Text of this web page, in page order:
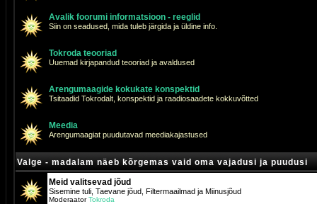
Avalik foorumi informatsioon - reeglid
Siin on seadused, mida tuleb järgida ja üldine info.
Tokroda teooriad
Uuemad kirjapandud teooriad ja avaldused
Arengumaagide kokukate konspektid
Tsitaadid Tokrodalt, konspektid ja raadiosaadete kokkuvõtted
Meedia
Arengumaagiat puudutavad meediakajastused
Valge - madalam näeb kõrgemas vaid oma vajadusi ja puudusi
Meid valitsevad jõud
Sisemine tuli, Taevane jõud, Filtermaailmad ja Miinusjõud
ModeraatorTokroda